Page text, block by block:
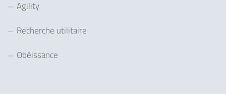
Agility
Recherche utilitaire
Obéissance